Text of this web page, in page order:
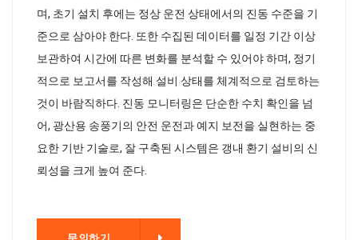
며, 초기 설치 후에는 정상 운전 상태에서의 진동 수준을 기
준으로 삼아야 한다. 또한 수집된 데이터를 일정 기간 이상
보관하여 시간에 따른 변화를 분석할 수 있어야 하며, 정기
적으로 보고서를 작성해 설비 상태를 체계적으로 검토하는
것이 바람직하다. 진동 모니터링은 단순한 수치 확인을 넘
어, 광산용 송풍기의 안전 운전과 예지 보전을 실현하는 중
요한 기반 기술로, 잘 구축된 시스템은 갱내 환기 설비의 신
뢰성을 크게 높여 준다.